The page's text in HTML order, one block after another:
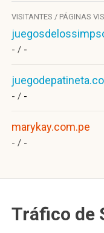
VISITANTES / PÁGINAS
- / -
- / -
marykay.com.pe
- / -
Tráfico de